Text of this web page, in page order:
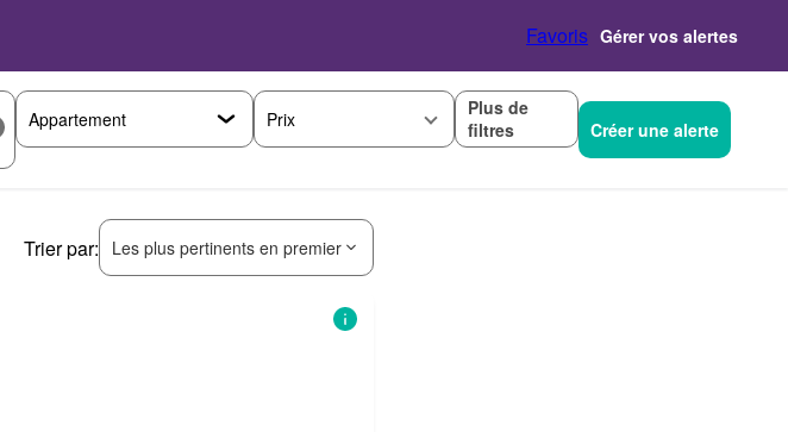
Favoris Gérer vos alertes
Prix
Plus de
filtres
Créer une alerte
Trier par: Les plus pertinents en premier